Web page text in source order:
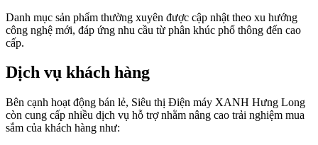
Danh mục sản phẩm thường xuyên được cập nhật theo xu hướng
công nghệ mới, đáp ứng nhu cầu từ phân khúc phổ thông đến cao
cấp.
Dịch vụ khách hàng
Bên cạnh hoạt động bán lẻ, Siêu thị Điện máy XANH Hưng Long
còn cung cấp nhiều dịch vụ hỗ trợ nhằm nâng cao trải nghiệm mua
sắm của khách hàng như: